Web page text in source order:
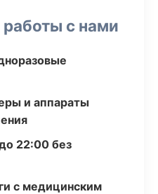
с нами
и аппараты
22:00 без
с медицинским